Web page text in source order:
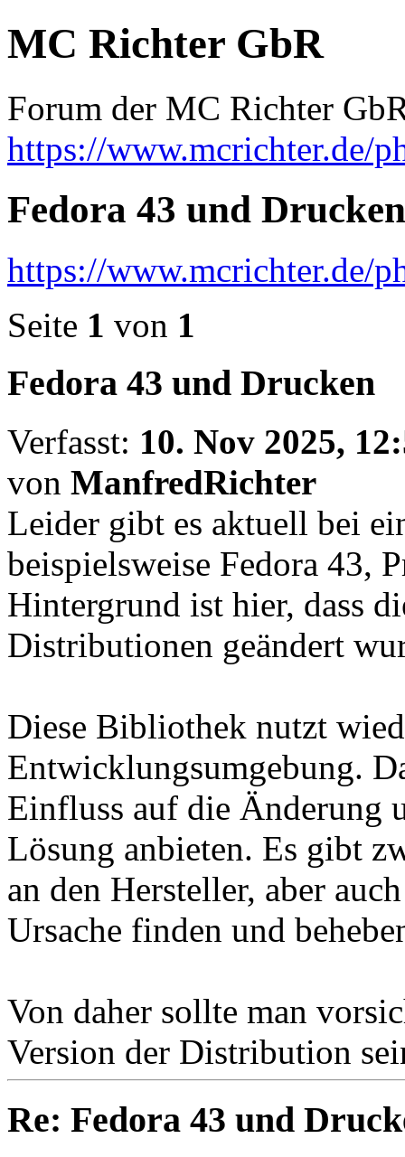
MC Richter GbR
Forum der MC Richter
https://www.mcrichter.de/
Fedora 43 und Drucken
https://www.mcrichter.de/
Seite 1 von 1
Fedora 43 und Drucken
Verfasst: 10. Nov 2025,
von ManfredRichter
Leider gibt es aktuell bei
beispielsweise Fedora 43,
Hintergrund ist hier, dass
Distributionen geändert
Diese Bibliothek nutzt
Entwicklungsumgebung.
Einfluss auf die Änderung
Lösung anbieten. Es gibt
an den Hersteller, aber
Ursache finden und
Von daher sollte man
Version der Distribution
Re: Fedora 43 und